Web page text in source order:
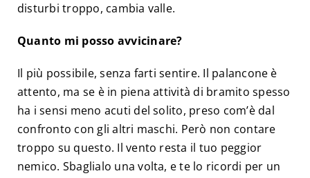
disturbi troppo, cambia valle.
Quanto mi posso avvicinare?
Il più possibile, senza farti sentire. Il palancone è
attento, ma se è in piena attività di bramito spesso
ha i sensi meno acuti del solito, preso com’è dal
confronto con gli altri maschi. Però non contare
troppo su questo. Il vento resta il tuo peggior
nemico. Sbaglialo una volta, e te lo ricordi per un